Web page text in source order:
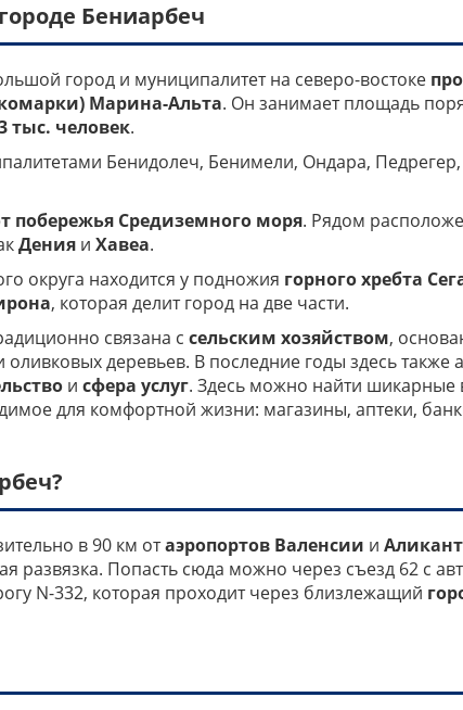
Бениарбеч
город и муниципалитет на северо-востоке
Марина-Альта. Он занимает площадь
тыс. человек.
Бенидолеч, Бенимели, Ондара,
побережья Средиземного моря. Рядом
Дения и Хавеа.
округа находится у подножия горного хребта
, которая делит город на две части.
связана с сельским хозяйством,
деревьев. В последние годы здесь также
и сфера услуг. Здесь можно найти шикарные
для комфортной жизни: магазины, аптеки,
в 90 км отаэропортов Валенсии и
развязка. Попасть сюда можно через съезд 62 с
N-332, которая проходит через близлежащий